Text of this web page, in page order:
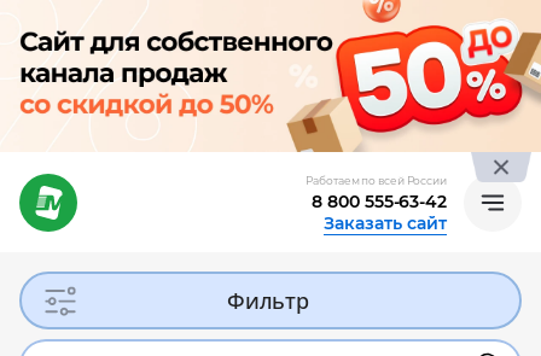
Работаем по всей России
8 800 555-63-42
Заказать сайт
Фильтр